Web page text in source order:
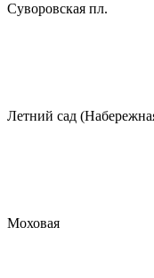
Суворовская пл.
Летний сад
Моховая